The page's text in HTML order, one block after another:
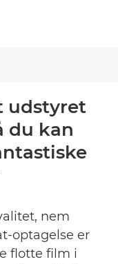
udstyret
du kan
nem
optagelse er
flotte film i